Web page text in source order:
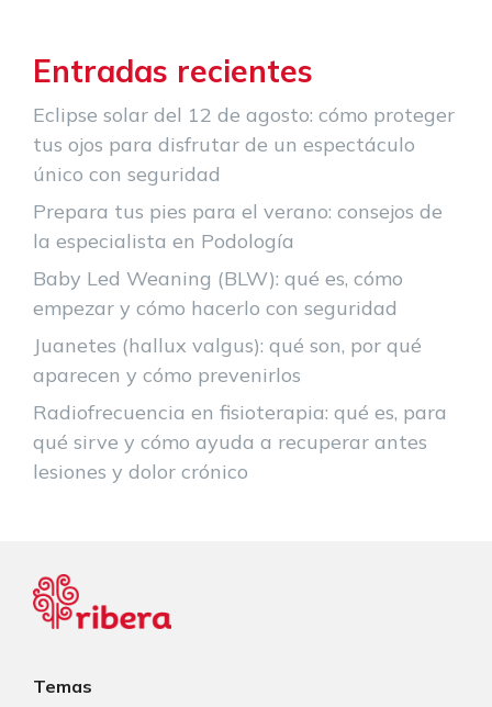
Entradas recientes
Eclipse solar del 12 de agosto: cómo proteger
tus ojos para disfrutar de un espectáculo
único con seguridad
Prepara tus pies para el verano: consejos de
la especialista en Podología
Baby Led Weaning (BLW): qué es, cómo
empezar y cómo hacerlo con seguridad
Juanetes (hallux valgus): qué son, por qué
aparecen y cómo prevenirlos
Radiofrecuencia en fisioterapia: qué es, para
qué sirve y cómo ayuda a recuperar antes
lesiones y dolor crónico
Temas